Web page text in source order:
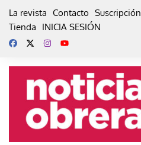
La revista Contacto Suscripción
Tienda
INICIA SESIÓN